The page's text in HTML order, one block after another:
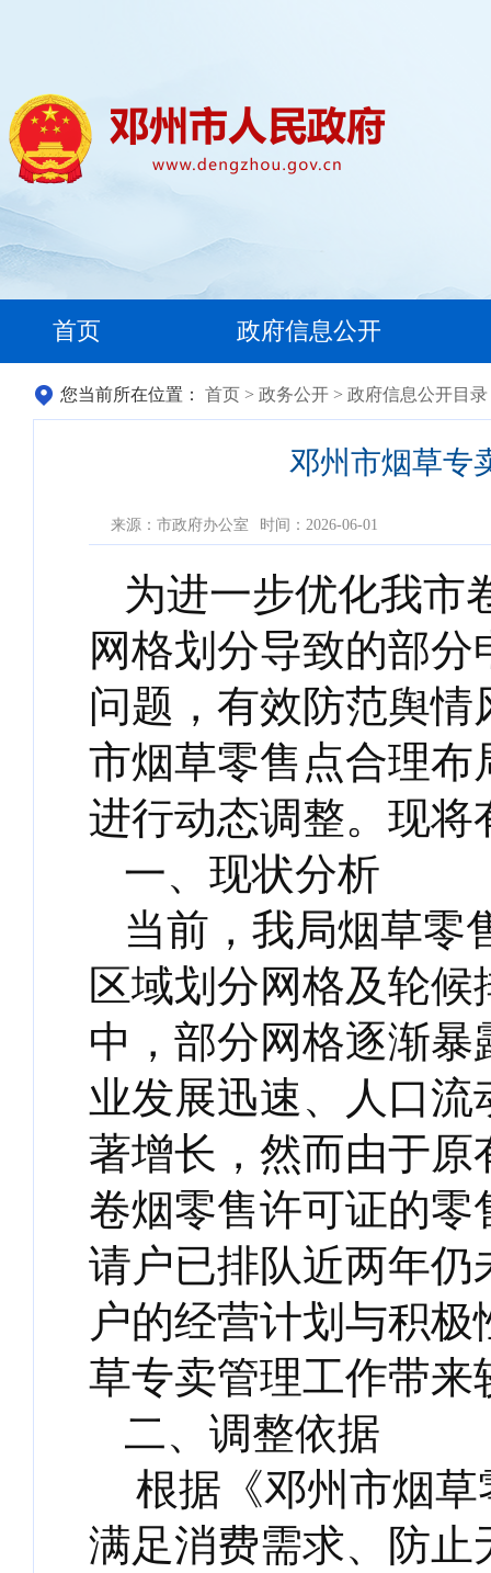
首页 政府信息公开
您当前所在位置： 首页 > 政务公开 > 政府信息公开目录
邓州市烟草专
来源：市政府办公室 时间：2026-06-01
为进一步优化我市
网格划分导致的部
问题，有效防范舆
市烟草零售点合理
进行动态调整。现
一、现状分析
当前，我局烟草零
区域划分网格及轮
中，部分网格逐渐
业发展迅速、人口
著增长，然而由于
卷烟零售许可证的
请户已排队近两年
户的经营计划与积
草专卖管理工作带来
二、调整依据
根据《邓州市烟
满足消费需求、防